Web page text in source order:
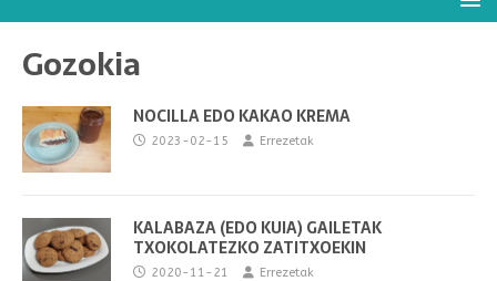
Gozokia
NOCILLA EDO KAKAO KREMA
2023-02-15 Errezetak
KALABAZA (EDO KUIA) GAILETAK
TXOKOLATEZKO ZATITXOEKIN
2020-11-21 Errezetak